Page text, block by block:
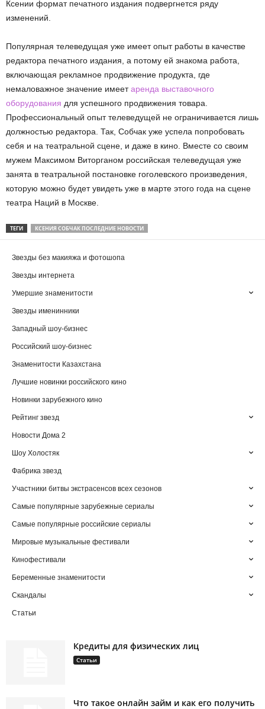
Ксении формат печатного издания подвергнется ряду
изменений.
Популярная телеведущая уже имеет опыт работы в качестве
редактора печатного издания, а потому ей знакома работа,
включающая рекламное продвижение продукта, где
немаловажное значение имеетаренда выставочного
оборудования для успешного продвижения товара.
Профессиональный опыт телеведущей не ограничивается лишь
должностью редактора. Так, Собчак уже успела попробовать
себя и на театральной сцене, и даже в кино. Вместе со своим
мужем Максимом Виторганом российская телеведущая уже
занята в театральной постановке гоголевского произведения,
которую можно будет увидеть уже в марте этого года на сцене
театра Наций в Москве.
ТЕГИ КСЕНИЯ СОБЧАК ПОСЛЕДНИЕ НОВОСТИ
Звезды без макияжа и фотошопа
Звезды интернета
Умершие знаменитости
Звезды именинники
Западный шоу-бизнес
Российский шоу-бизнес
Знаменитости Казахстана
Лучшие новинки российского кино
Новинки зарубежного кино
Рейтинг звезд
Новости Дома 2
Шоу Холостяк
Фабрика звезд
Участники битвы экстрасенсов всех сезонов
Самые популярные зарубежные сериалы
Самые популярные российские сериалы
Мировые музыкальные фестивали
Кинофестивали
Беременные знаменитости
Скандалы
Статьи
Кредиты для физических лиц
Статьи
Что такое онлайн займ и как его получить